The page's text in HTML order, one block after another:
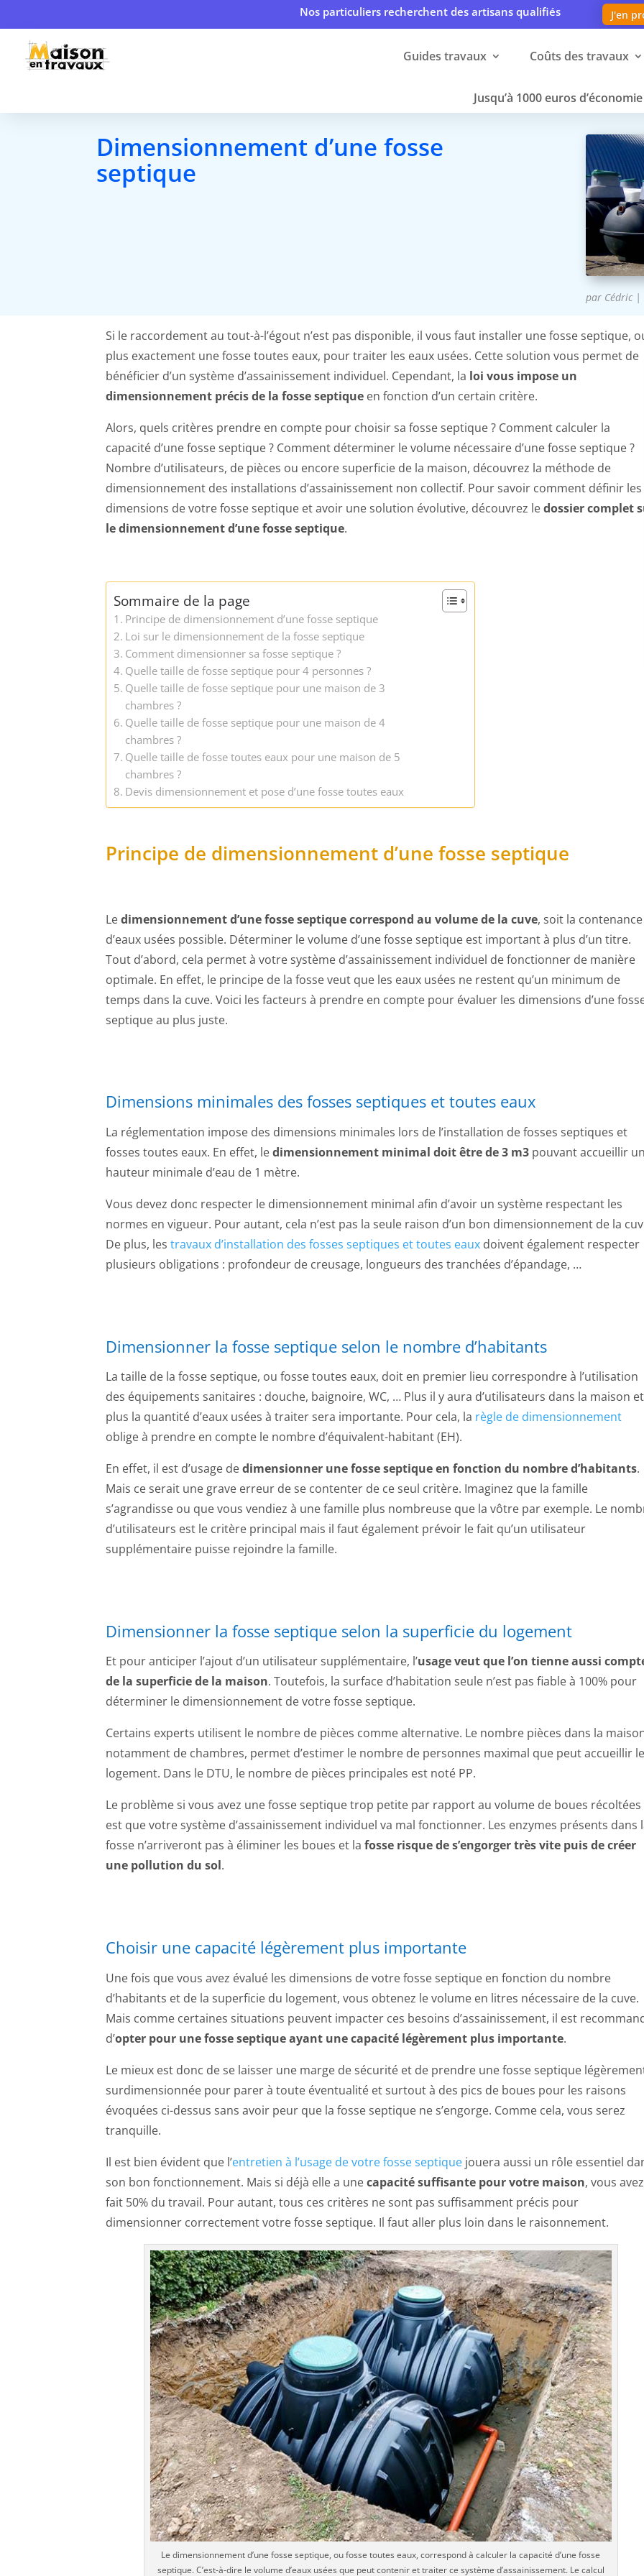
Nos particuliers recherchent des artisans qualifiés J'en
Guides travaux Coûts des travaux
Jusqu’à 1000 euros
Dimensionnement d’une fosse
septique
par Cédric|
Si le raccordement au tout-à-l’égout n’est pas disponible, il vous faut installer une fosse septique,
plus exactement une fosse toutes eaux, pour traiter les eaux usées. Cette solution vous permet de
bénéficier d’un système d’assainissement individuel. Cependant, la loi vous impose un
dimensionnement précis de la fosse septique en fonction d’un certain critère.
Alors, quels critères prendre en compte pour choisir sa fosse septique ? Comment calculer la
capacité d’une fosse septique ? Comment déterminer le volume nécessaire d’une fosse septique ?
Nombre d’utilisateurs, de pièces ou encore superficie de la maison, découvrez la méthode de
dimensionnement des installations d’assainissement non collectif. Pour savoir comment définir les
dimensions de votre fosse septique et avoir une solution évolutive, découvrez ledossier complet
le dimensionnement d’une fosse septique.
Sommaire de la page
Principe de dimensionnement d’une fosse septique
Loi sur le dimensionnement de la fosse septique
Comment dimensionner sa fosse septique ?
Quelle taille de fosse septique pour 4 personnes ?
Quelle taille de fosse septique pour une maison de 3
chambres ?
Quelle taille de fosse septique pour une maison de 4
chambres ?
Quelle taille de fosse toutes eaux pour une maison de 5
chambres ?
Devis dimensionnement et pose d’une fosse toutes eaux
Principe de dimensionnement d’une fosse septique
Ledimensionnement d’une fosse septique correspond au volume de la cuve, soit la contenance
d’eaux usées possible. Déterminer le volume d’une fosse septique est important à plus d’un titre.
Tout d’abord, cela permet à votre système d’assainissement individuel de fonctionner de manière
optimale. En effet, le principe de la fosse veut que les eaux usées ne restent qu’un minimum de
temps dans la cuve. Voici les facteurs à prendre en compte pour évaluer les dimensions d’une
septique au plus juste.
Dimensions minimales des fosses septiques et toutes eaux
La réglementation impose des dimensions minimales lors de l’installation de fosses septiques et
fosses toutes eaux. En effet, ledimensionnement minimal doit être de 3 m3 pouvant accueillir
hauteur minimale d’eau de 1 mètre.
Vous devez donc respecter le dimensionnement minimal afin d’avoir un système respectant les
normes en vigueur. Pour autant, cela n’est pas la seule raison d’un bon dimensionnement de la
De plus, les travaux d’installation des fosses septiques et toutes eaux doivent également respecter
plusieurs obligations : profondeur de creusage, longueurs des tranchées d’épandage, …
Dimensionner la fosse septique selon le nombre d’habitants
La taille de la fosse septique, ou fosse toutes eaux, doit en premier lieu correspondre à l’utilisation
des équipements sanitaires : douche, baignoire, WC, … Plus il y aura d’utilisateurs dans la maison et
plus la quantité d’eaux usées à traiter sera importante. Pour cela, la règle de dimensionnement
oblige à prendre en compte le nombre d’équivalent-habitant (EH).
En effet, il est d’usage dedimensionner une fosse septique en fonction du nombre d’habitants.
Mais ce serait une grave erreur de se contenter de ce seul critère. Imaginez que la famille
s’agrandisse ou que vous vendiez à une famille plus nombreuse que la vôtre par exemple. Le
d’utilisateurs est le critère principal mais il faut également prévoir le fait qu’un utilisateur
supplémentaire puisse rejoindre la famille.
Dimensionner la fosse septique selon la superficie du logement
Et pour anticiper l’ajout d’un utilisateur supplémentaire, l’usage veut que l’on tienne aussi
de la superficie de la maison. Toutefois, la surface d’habitation seule n’est pas fiable à 100% pour
déterminer le dimensionnement de votre fosse septique.
Certains experts utilisent le nombre de pièces comme alternative. Le nombre pièces dans la
notamment de chambres, permet d’estimer le nombre de personnes maximal que peut accueillir le
logement. Dans le DTU, le nombre de pièces principales est noté PP.
Le problème si vous avez une fosse septique trop petite par rapport au volume de boues récoltées
est que votre système d’assainissement individuel va mal fonctionner. Les enzymes présents dans
fosse n’arriveront pas à éliminer les boues et la fosse risque de s’engorger très vite puis de créer
une pollution du sol.
Choisir une capacité légèrement plus importante
Une fois que vous avez évalué les dimensions de votre fosse septique en fonction du nombre
d’habitants et de la superficie du logement, vous obtenez le volume en litres nécessaire de la cuve.
Mais comme certaines situations peuvent impacter ces besoins d’assainissement, il est
d’opter pour une fosse septique ayant une capacité légèrement plus importante.
Le mieux est donc de se laisser une marge de sécurité et de prendre une fosse septique
surdimensionnée pour parer à toute éventualité et surtout à des pics de boues pour les raisons
évoquées ci-dessus sans avoir peur que la fosse septique ne s’engorge. Comme cela, vous serez
tranquille.
Il est bien évident que l’entretien à l’usage de votre fosse septique jouera aussi un rôle essentiel
son bon fonctionnement. Mais si déjà elle a unecapacité suffisante pour votre maison, vous avez
fait 50% du travail. Pour autant, tous ces critères ne sont pas suffisamment précis pour
dimensionner correctement votre fosse septique. Il faut aller plus loin dans le raisonnement.
Le dimensionnement d’une fosse septique, ou fosse toutes eaux, correspond à calculer la capacité d’une fosse
septique. C’est-à-dire le volume d’eaux usées que peut contenir et traiter ce système d’assainissement. Le calcul